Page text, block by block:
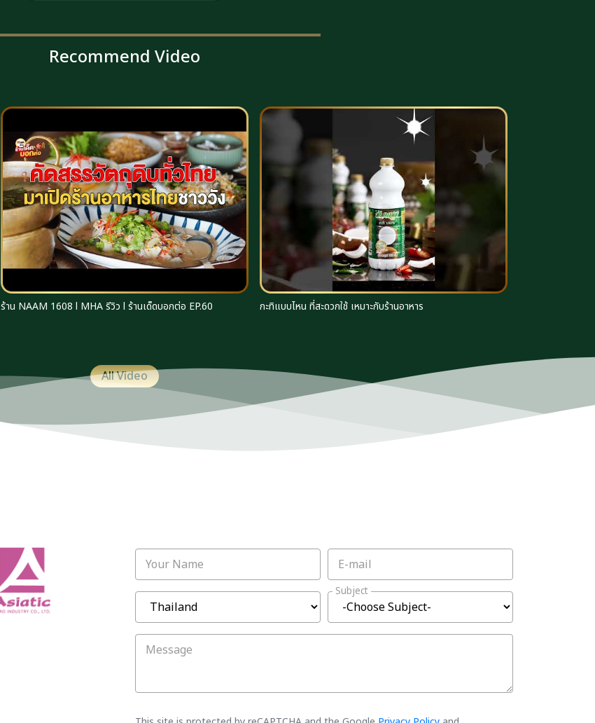
Recommend Video
ร้าน NAAM 1608 l MHA รีวิว l ร้านเด็ดบอกต่อ EP.60 กะทิแบบไหน ที่สะดวกใช้ เหมาะกับร้านอาหาร
All Video
Your Name E-mail
Subject
Message